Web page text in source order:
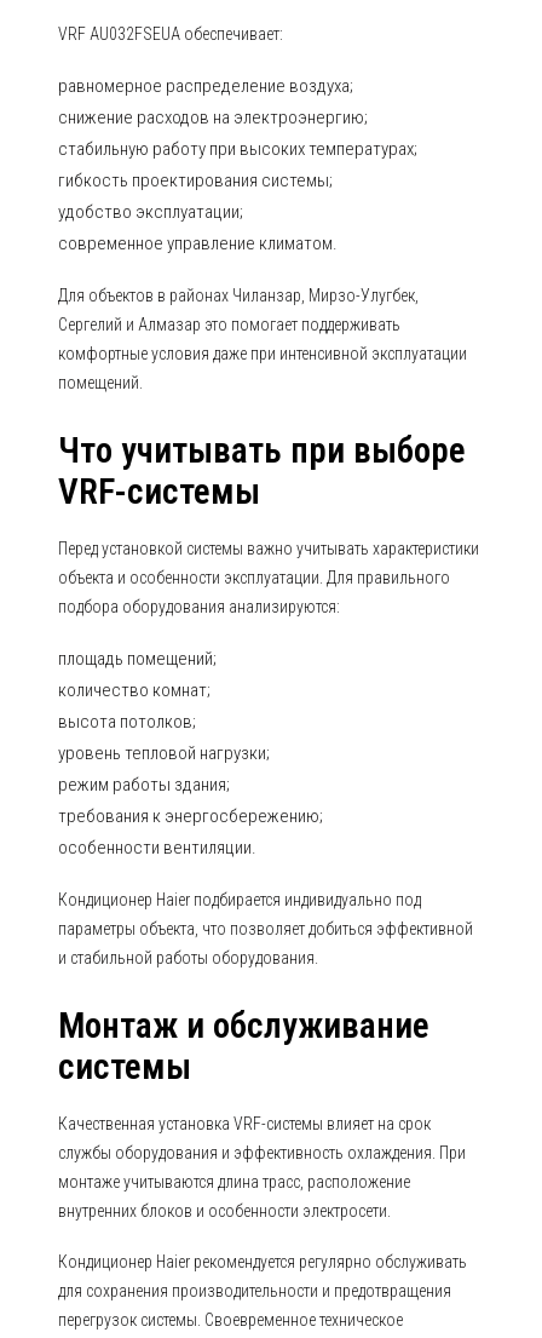
VRF AU032FSEUA обеспечивает:
равномерное распределение воздуха;
снижение расходов на электроэнергию;
стабильную работу при высоких температурах;
гибкость проектирования системы;
удобство эксплуатации;
современное управление климатом.
Для объектов в районах Чиланзар, Мирзо-Улугбек,
Сергелий и Алмазар это помогает поддерживать
комфортные условия даже при интенсивной эксплуатации
помещений.
Что учитывать при выборе
VRF-системы
Перед установкой системы важно учитывать характеристики
объекта и особенности эксплуатации. Для правильного
подбора оборудования анализируются:
площадь помещений;
количество комнат;
высота потолков;
уровень тепловой нагрузки;
режим работы здания;
требования к энергосбережению;
особенности вентиляции.
Кондиционер Haier подбирается индивидуально под
параметры объекта, что позволяет добиться эффективной
и стабильной работы оборудования.
Монтаж и обслуживание
системы
Качественная установка VRF-системы влияет на срок
службы оборудования и эффективность охлаждения. При
монтаже учитываются длина трасс, расположение
внутренних блоков и особенности электросети.
Кондиционер Haier рекомендуется регулярно обслуживать
для сохранения производительности и предотвращения
перегрузок системы. Своевременное техническое